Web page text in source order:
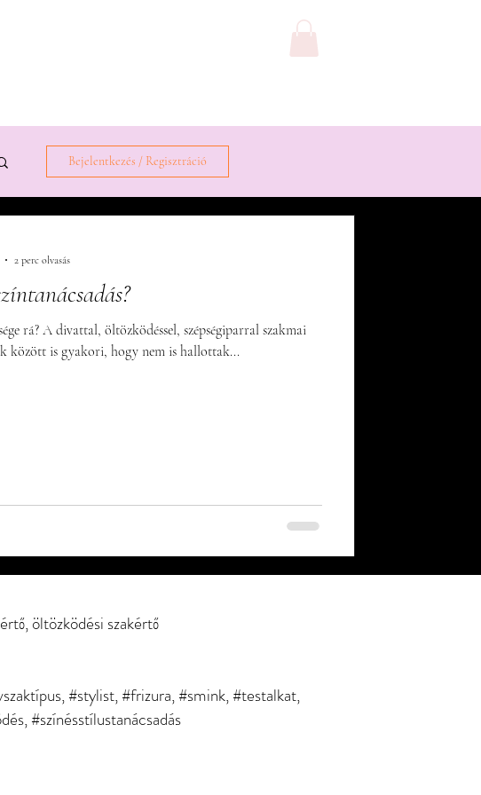
Bejelentkezés / Regisztráció
rá? A divattal, öltözködéssel, szépségiparral szakmai
között is gyakori, hogy nem is hallottak...
2 perc olvasás
öltözködési szakértő
#stylist, #frizura, #smink, #testalkat,
#színésstílustanácsadás